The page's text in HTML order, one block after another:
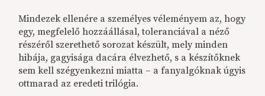
Mindezek ellenére a személyes véleményem az, hogy
egy, megfelelő hozzáállásal, toleranciával a néző
részéről szerethető sorozat készült, mely minden
hibája, gagyisága dacára élvezhető, s a készítőknek
sem kell szégyenkezni miatta – a fanyalgóknak úgyis
ottmarad az eredeti trilógia.